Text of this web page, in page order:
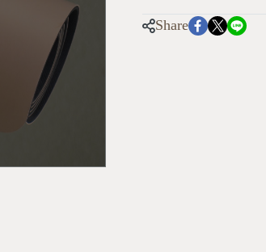
Share